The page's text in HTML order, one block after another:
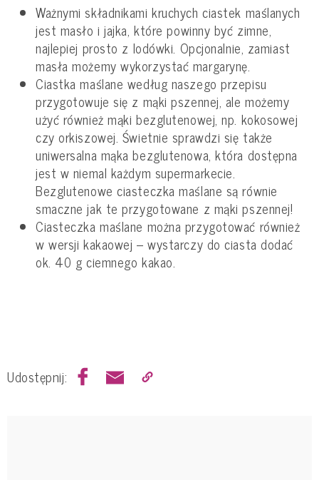
Ważnymi składnikami kruchych ciastek maślanych
jest masło i jajka, które powinny być zimne,
najlepiej prosto z lodówki. Opcjonalnie, zamiast
masła możemy wykorzystać margarynę.
Ciastka maślane według naszego przepisu
przygotowuje się z mąki pszennej, ale możemy
użyć również mąki bezglutenowej, np. kokosowej
czy orkiszowej. Świetnie sprawdzi się także
uniwersalna mąka bezglutenowa, która dostępna
jest w niemal każdym supermarkecie.
Bezglutenowe ciasteczka maślane są równie
smaczne jak te przygotowane z mąki pszennej!
Ciasteczka maślane można przygotować również
w wersji kakaowej – wystarczy do ciasta dodać
ok. 40 g ciemnego kakao.
Udostępnij: